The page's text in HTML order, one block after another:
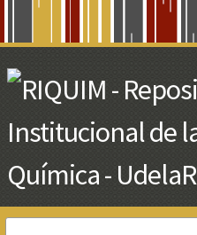
Main
Content